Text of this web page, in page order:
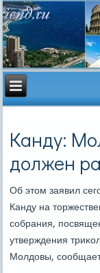
Канду:
должен
Об этом заявил
Канду на
сοбрания,
утверждения
Молдовы,